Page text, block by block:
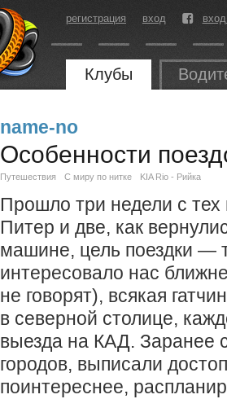
регистрация вход
Клубы
name-no
Особенности
Путешествия С миру по нитке KIA Rio - Рийка
Прошло три недели с
Питер и две, как
машине, цель поездки —
интересовало нас
не говорят), всякая
в северной столице,
выезда на КАД. Заранее
городов, выписали
поинтереснее,